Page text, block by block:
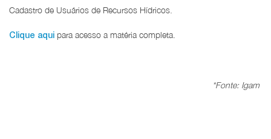
Cadastro de Usuários de Recursos Hídricos.
Clique aqui para acesso a matéria completa.
*Fonte: Igam